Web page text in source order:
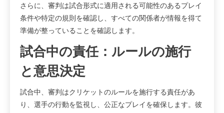
さらに、審判は試合形式に適用される可能性のあるプレイ
条件や特定の規則を確認し、すべての関係者が情報を得て
準備が整っていることを確認します。
試合中の責任：ルールの施行
と意思決定
試合中、審判はクリケットのルールを施行する責任があ
り、選手の行動を監視し、公正なプレイを確保します。彼